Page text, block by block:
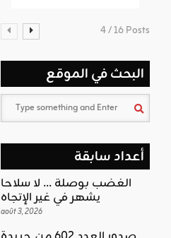
4 / 16 Posts
البحث في الموقع
أعداد سابقة
الغضب بوصلة … لا سلاحا
يشهر في غير الإتجاه
août 3, 2026